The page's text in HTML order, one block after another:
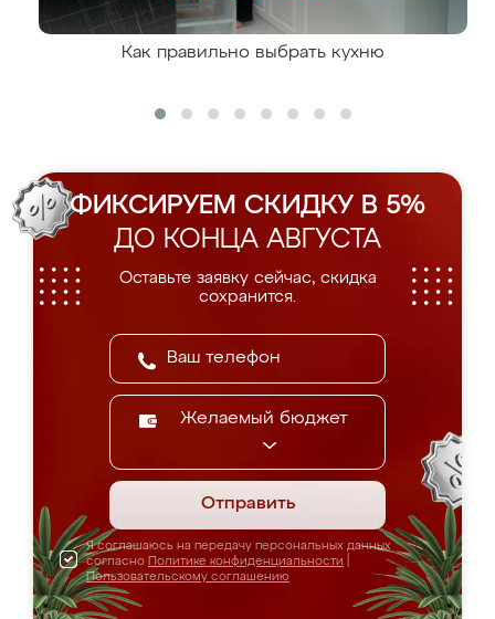
Как правильно выбрать кухню
ФИКСИРУЕМ СКИДКУ В 5%
ДО КОНЦА АВГУСТА
Оставьте заявку сейчас, скидка
сохранится.
Желаемый бюджет
Отправить
Я соглашаюсь на передачу персональных данных
согласно Политике конфиденциальности
Пользовательскому соглашению